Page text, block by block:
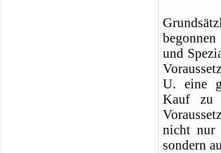
und
U. eine
Kauf zu
nicht nur
sondern